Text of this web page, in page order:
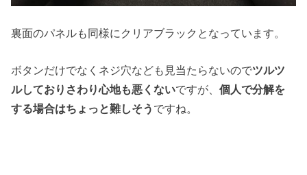
裏面のパネルも同様にクリアブラックとなっています。
ボタンだけでなくネジ穴なども見当たらないのでツルツ
ルしておりさわり心地も悪くないですが、個人で分解を
する場合はちょっと難しそう ですね。